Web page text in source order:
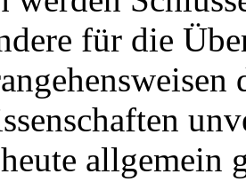
für die
allgemein